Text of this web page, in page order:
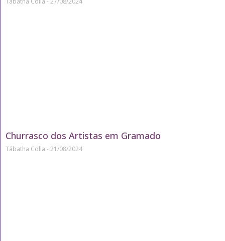
Churrasco dos Artistas em Gramado
Tábatha Colla 21/08/2024